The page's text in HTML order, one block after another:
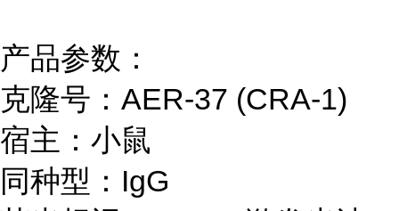
产品参数：
克隆号：AER-37 (CRA-1)
宿主：小鼠
同种型：IgG